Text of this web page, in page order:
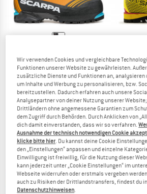
Phantom 6000
Expeditionsschuhe
ab 818,95 €
4,5(2)
Wir verwenden Cookies und vergleichbare
Funktionen unserer Website zu gewährleisten.
zusätzliche Dienste und Funktionen an, analysieren
um Inhalte und Werbung zu personalisieren, bzw.
bereitzustellen. Dadurch erfahren auch unsere
Analysepartner von deiner Nutzung unserer
Drittländern ohne angemessene Garantien zum
dem Zugriff durch Behörden. Durch Anklicken von
dich damit einverstanden, dass wir so verfahren.
Ausnahme der technisch notwendigen Cookie
klicke bitte hier . Du kannst deine Cookie
den „Einstellungen“ anpassen und einzelne
Einwilligung ist freiwillig, für die Nutzung dieser
kann jederzeit unter „Cookie Einstellungen“ im
Webseite widerrufen oder erstmals vergeben
auch zu Risiken der Drittlandstransfers, findest du
Datenschutzhinweisen